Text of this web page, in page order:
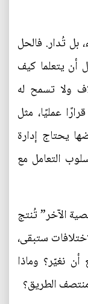
بل تُدار. فالحل
أن يتعلما كيف
ولا تسمح له
عمليًا، مثل
يحتاج إدارة
التعامل مع
الآخر” تُنتج
ستبقى،
أن نغيّر؟ وماذا
الطريق؟